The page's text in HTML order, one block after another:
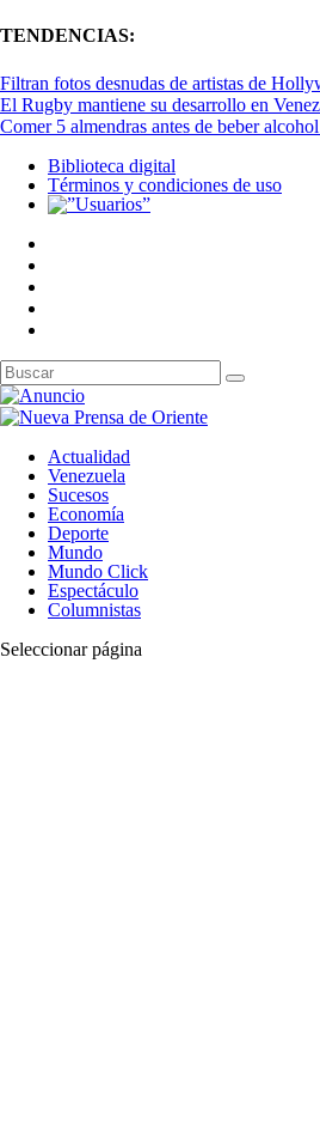
TENDENCIAS:
Filtran fotos desnudas de artistas de
El Rugby mantiene su desarrollo en
Comer 5 almendras antes de beber
Biblioteca digital
Términos y condiciones de uso
Actualidad
Venezuela
Sucesos
Economía
Deporte
Mundo
Mundo Click
Espectáculo
Columnistas
Seleccionar página